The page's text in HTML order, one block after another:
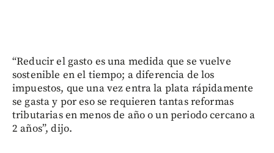
“Reducir el gasto es una medida que se vuelve
sostenible en el tiempo; a diferencia de los
impuestos, que una vez entra la plata rápidamente
se gasta y por eso se requieren tantas reformas
tributarias en menos de año o un periodo cercano a
2 años”, dijo.